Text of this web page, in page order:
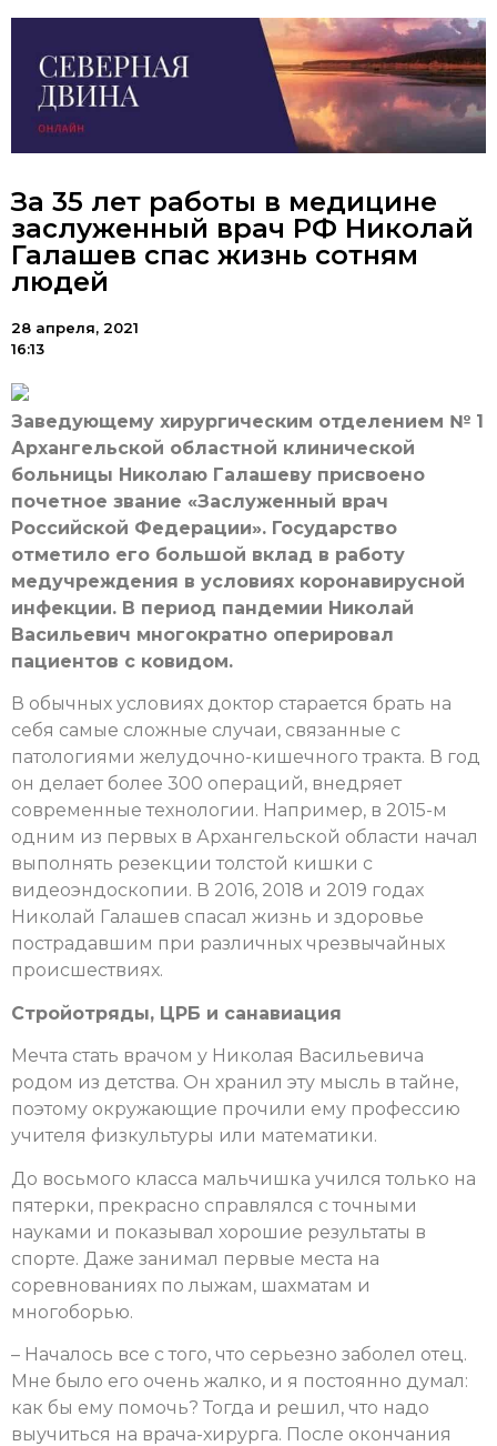
За 35 лет работы в медицине
заслуженный врач РФ Николай
Галашев спас жизнь сотням
людей
28 апреля, 2021
16:13
Заведующему хирургическим отделением № 1
Архангельской областной клинической
больницы Николаю Галашеву присвоено
почетное звание «Заслуженный врач
Российской Федерации». Государство
отметило его большой вклад в работу
медучреждения в условиях коронавирусной
инфекции. В период пандемии Николай
Васильевич многократно оперировал
пациентов с ковидом.
В обычных условиях доктор старается брать на
себя самые сложные случаи, связанные с
патологиями желудочно-кишечного тракта. В год
он делает более 300 операций, внедряет
современные технологии. Например, в 2015-м
одним из первых в Архангельской области начал
выполнять резекции толстой кишки с
видеоэндоскопии. В 2016, 2018 и 2019 годах
Николай Галашев спасал жизнь и здоровье
пострадавшим при различных чрезвычайных
происшествиях.
Стройотряды, ЦРБ и санавиация
Мечта стать врачом у Николая Васильевича
родом из детства. Он хранил эту мысль в тайне,
поэтому окружающие прочили ему профессию
учителя физкультуры или математики.
До восьмого класса мальчишка учился только на
пятерки, прекрасно справлялся с точными
науками и показывал хорошие результаты в
спорте. Даже занимал первые места на
соревнованиях по лыжам, шахматам и
многоборью.
– Началось все с того, что серьезно заболел отец.
Мне было его очень жалко, и я постоянно думал:
как бы ему помочь? Тогда и решил, что надо
выучиться на врача-хирурга. После окончания